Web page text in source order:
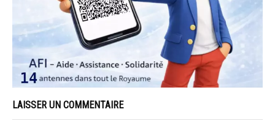
LAISSER UN COMMENTAIRE